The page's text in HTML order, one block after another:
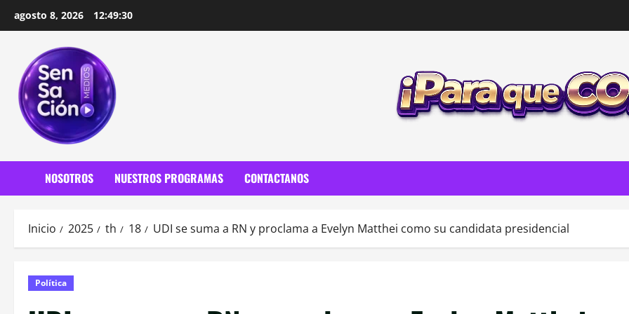
agosto 8, 2026 12:49:32
NOSOTROS NUESTROS PROGRAMAS CONTACTANOS
Inicio 2025 th 18 UDI se suma a RN y proclama a Evelyn Matthei como su candidata presidencial
Política